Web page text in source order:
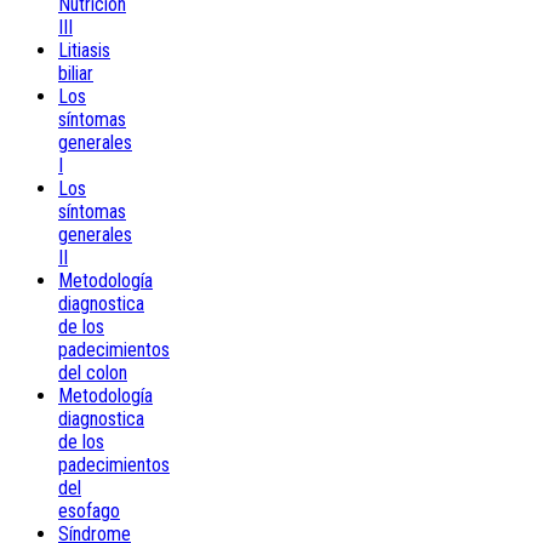
Litiasis
biliar
Los
síntomas
generales
Los
síntomas
generales
Metodología
diagnostica
de los
padecimientos
del colon
Metodología
diagnostica
de los
padecimientos
del
esofago
Síndrome